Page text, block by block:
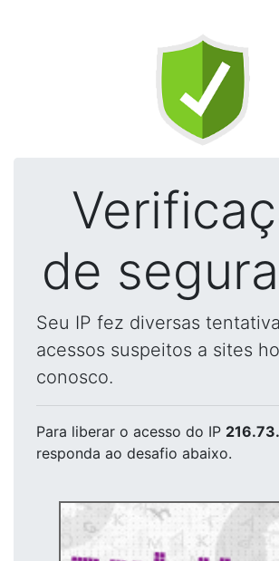
de
Seu IP fez diversas
acessos suspeitos a sites
conosco.
Para liberar o acesso do IP
responda ao desafio abaixo.